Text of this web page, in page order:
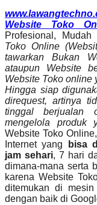
Website Toko
Profesional,
Toko Online
tawarkan Bukan
ataupun Website
Website Toko online
Hingga siap
direquest, artinya
tinggal berjualan
mengelola produk
Website Toko
Internet yang bisa
jam sehari, 7 hari
dimana-mana serta
karena Website
ditemukan di
dengan baik di